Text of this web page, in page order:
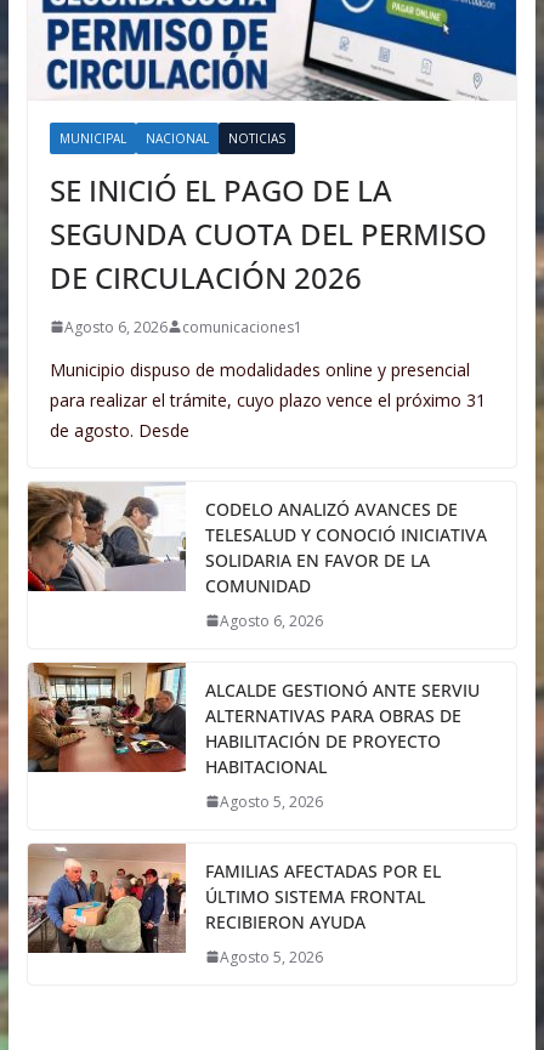
MUNICIPAL NACIONAL NOTICIAS
SE INICIÓ EL PAGO DE LA
SEGUNDA CUOTA DEL PERMISO
DE CIRCULACIÓN 2026
Agosto 6, 2026 comunicaciones1
Municipio dispuso de modalidades online y presencial
para realizar el trámite, cuyo plazo vence el próximo 31
de agosto. Desde
CODELO ANALIZÓ AVANCES DE
TELESALUD Y CONOCIÓ INICIATIVA
SOLIDARIA EN FAVOR DE LA
COMUNIDAD
Agosto 6, 2026
ALCALDE GESTIONÓ ANTE SERVIU
ALTERNATIVAS PARA OBRAS DE
HABILITACIÓN DE PROYECTO
HABITACIONAL
Agosto 5, 2026
FAMILIAS AFECTADAS POR EL
ÚLTIMO SISTEMA FRONTAL
RECIBIERON AYUDA
Agosto 5, 2026